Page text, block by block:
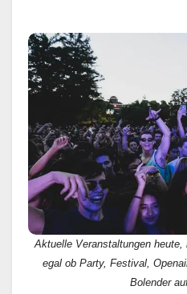
Aktuelle Veranstaltungen heute,
egal ob Party, Festival,
Bolender